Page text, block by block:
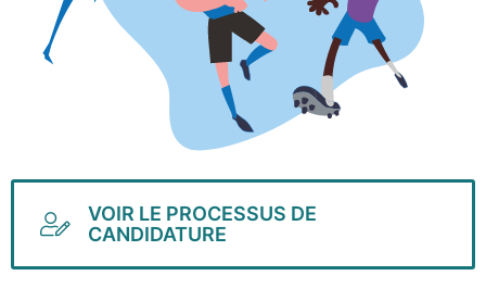
VOIR LE PROCESSUS DE
CANDIDATURE